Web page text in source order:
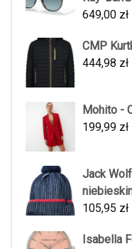
649,00 zł
CMP
444,98 zł
Mohito -
199,99 zł
Jack
105,95 zł
Isabella